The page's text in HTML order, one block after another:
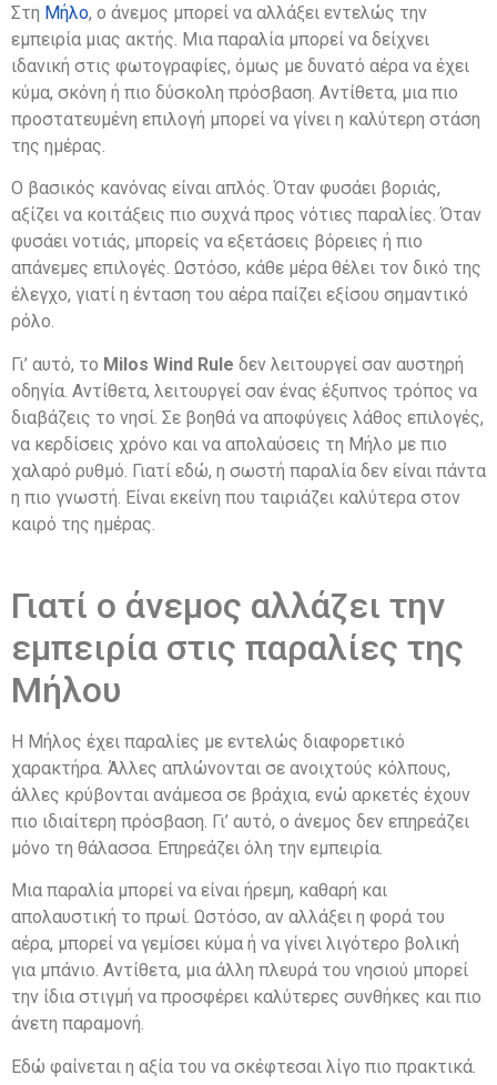
Στη Μήλο, ο άνεμος μπορεί να αλλάξει εντελώς την
εμπειρία μιας ακτής. Μια παραλία μπορεί να δείχνει
ιδανική στις φωτογραφίες, όμως με δυνατό αέρα να έχει
κύμα, σκόνη ή πιο δύσκολη πρόσβαση. Αντίθετα, μια πιο
προστατευμένη επιλογή μπορεί να γίνει η καλύτερη στάση
της ημέρας.
Ο βασικός κανόνας είναι απλός. Όταν φυσάει βοριάς,
αξίζει να κοιτάξεις πιο συχνά προς νότιες παραλίες. Όταν
φυσάει νοτιάς, μπορείς να εξετάσεις βόρειες ή πιο
απάνεμες επιλογές. Ωστόσο, κάθε μέρα θέλει τον δικό της
έλεγχο, γιατί η ένταση του αέρα παίζει εξίσου σημαντικό
ρόλο.
Γι’ αυτό, το Milos Wind Rule δεν λειτουργεί σαν αυστηρή
οδηγία. Αντίθετα, λειτουργεί σαν ένας έξυπνος τρόπος να
διαβάζεις το νησί. Σε βοηθά να αποφύγεις λάθος επιλογές,
να κερδίσεις χρόνο και να απολαύσεις τη Μήλο με πιο
χαλαρό ρυθμό. Γιατί εδώ, η σωστή παραλία δεν είναι πάντα
η πιο γνωστή. Είναι εκείνη που ταιριάζει καλύτερα στον
καιρό της ημέρας.
Γιατί ο άνεμος αλλάζει την
εμπειρία στις παραλίες της
Μήλου
Η Μήλος έχει παραλίες με εντελώς διαφορετικό
χαρακτήρα. Άλλες απλώνονται σε ανοιχτούς κόλπους,
άλλες κρύβονται ανάμεσα σε βράχια, ενώ αρκετές έχουν
πιο ιδιαίτερη πρόσβαση. Γι’ αυτό, ο άνεμος δεν επηρεάζει
μόνο τη θάλασσα. Επηρεάζει όλη την εμπειρία.
Μια παραλία μπορεί να είναι ήρεμη, καθαρή και
απολαυστική το πρωί. Ωστόσο, αν αλλάξει η φορά του
αέρα, μπορεί να γεμίσει κύμα ή να γίνει λιγότερο βολική
για μπάνιο. Αντίθετα, μια άλλη πλευρά του νησιού μπορεί
την ίδια στιγμή να προσφέρει καλύτερες συνθήκες και πιο
άνετη παραμονή.
Εδώ φαίνεται η αξία του να σκέφτεσαι λίγο πιο πρακτικά.